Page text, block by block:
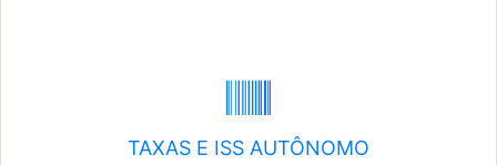
TAXAS E ISS AUTÔNOMO